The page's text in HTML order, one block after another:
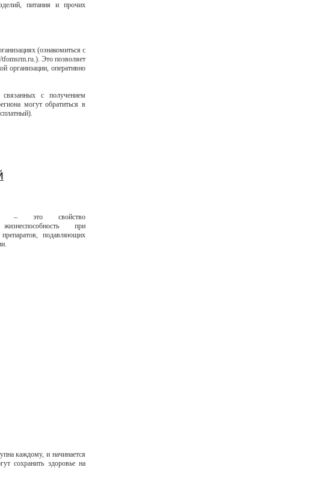
питания и прочих
(ознакомиться с
Это позволяет
организации, оперативно
с получением
могут обратиться в
– это свойство
при
подавляющих
каждому, и начинается
сохранить здоровье на